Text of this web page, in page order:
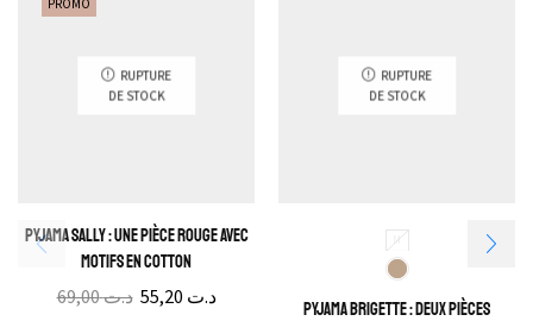
RUPTURE
DE STOCK
Pyjama Sally : Une pièce rouge avec
motifs en Cotton
د.ت69,00 د.ت
RUPTURE
DE STOCK
M
Pyjama Brigette : Deux pièces